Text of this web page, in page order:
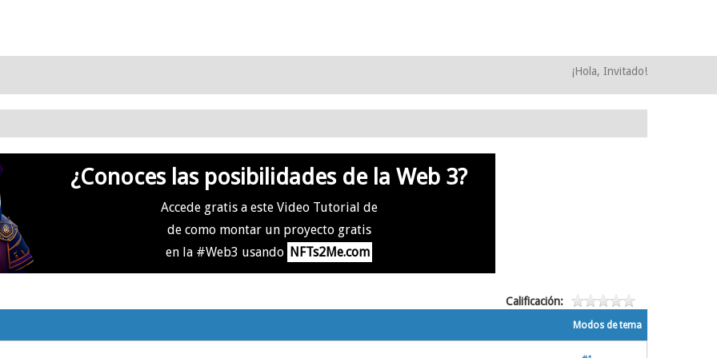
¡Hola, Invitado!
¿Conoces las posibilidades de la Web 3?
Accede gratis a este Video Tutorial de
de como montar un proyecto gratis
en la #Web3 usando NFTs2Me.com
Calificación:
Modos de tema